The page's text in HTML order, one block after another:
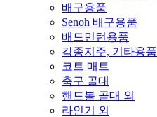
배구용품
Senoh 배구용품
배드민턴용품
각종지주, 기타용품
코트 매트
축구 골대
핸드볼 골대 외
라인기 외